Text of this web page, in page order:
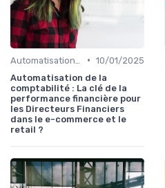
• 10/01/2025
Automatisation de la
comptabilité : La clé de la
performance financière pour
les Directeurs Financiers
dans le e-commerce et le
retail ?